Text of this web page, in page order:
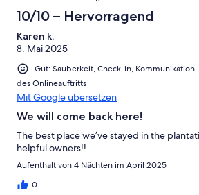
10/10 – Hervorragend
Karen k.
8. Mai 2025
Gut: Sauberkeit, Check-in,
des Onlineauftritts
Mit Google übersetzen
We will come back here!
The best place we’ve stayed in the
helpful owners!!
Aufenthalt von 4 Nächten im April 2025
0